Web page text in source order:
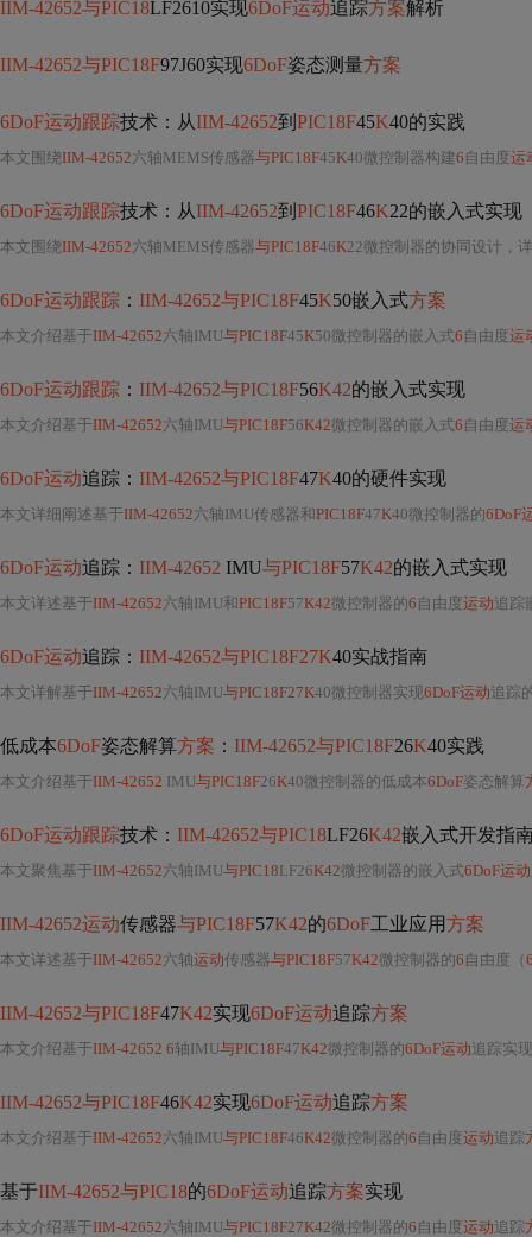
IIM-42652与PIC18LF2610实现6DoF运动追踪方案解析
IIM-42652与PIC18F97J60实现6DoF姿态测量方案
6DoF运动跟踪技术：从IIM-42652到 PIC18F45K40的实践
本文围绕IIM-42652 六轴MEMS传感器与PIC18F45K40微控制器构建6 自由度运
6DoF运动跟踪技术：从IIM-42652到 PIC18F46K22的嵌入式实现
本文围绕IIM-42652 六轴MEMS传感器与PIC18F46K22微控制器的协同设计，
6DoF运动跟踪 ： IIM-42652与PIC18F45K50嵌入式方案
本文介绍基于IIM-42652 六轴IMU与PIC18F45K50微控制器的嵌入式6 自由度运
6DoF运动跟踪 ： IIM-42652与PIC18F56K42的嵌入式实现
本文介绍基于IIM-42652 六轴IMU与PIC18F56K42微控制器的嵌入式6 自由度运
6DoF运动追踪： IIM-42652与PIC18F47K40的硬件实现
本文详细阐述基于IIM-42652 六轴IMU传感器和PIC18F47K40微控制器的6DoF
6DoF运动追踪： IIM-42652 IMU与PIC18F57K42的嵌入式实现
本文详述基于IIM-42652 六轴IMU和PIC18F57K42微控制器的6 自由度运动追踪嵌入式系
6DoF运动追踪： IIM-42652与PIC18F27K40实战指南
本文详解基于IIM-42652 六轴IMU与PIC18F27K40微控制器实现6DoF运动追踪的完
低成本6DoF姿态解算方案 ： IIM-42652与PIC18F26K40实践
本文介绍基于IIM-42652 IMU与PIC18F26K40微控制器的低成本6DoF姿态解算
6DoF运动跟踪技术： IIM-42652与PIC18LF26K42嵌入式开发指
本文聚焦基于IIM-42652 六轴IMU与PIC18LF26K42微控制器的嵌入式6DoF运
IIM-42652运动传感器与PIC18F57K42的6DoF工业应用方案
本文详述基于IIM-42652 六轴运动传感器与PIC18F57K42微控制器的6 自由度（
IIM-42652与PIC18F47K42实现6DoF运动追踪方案
本文介绍基于IIM-42652 6轴IMU与PIC18F47K42微控制器的6DoF运动追踪实现
IIM-42652与PIC18F46K42实现6DoF运动追踪方案
本文介绍基于IIM-42652 六轴IMU与PIC18F46K42微控制器的6 自由度运动追踪
基于IIM-42652与PIC18的6DoF运动追踪方案实现
本文介绍基于IIM-42652 六轴IMU与PIC18F27K42微控制器的6 自由度运动追踪